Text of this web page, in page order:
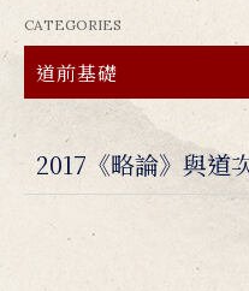
CATEGORIES
道前基礎
2017《略論》與道